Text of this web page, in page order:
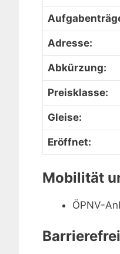
Adresse:
Abkürzung:
Preisklasse:
Gleise:
Eröffnet:
Mobilität
ÖPNV-